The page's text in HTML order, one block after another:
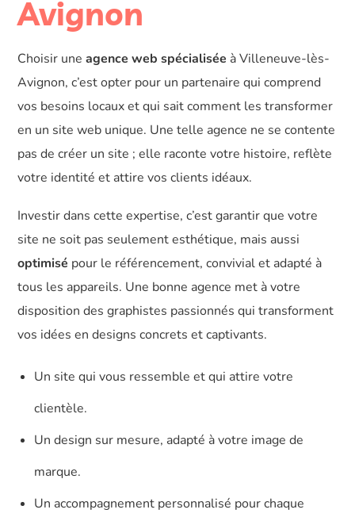
Avignon
Choisir uneagence web spécialisée à Villeneuve-lès-
Avignon, c’est opter pour un partenaire qui comprend
vos besoins locaux et qui sait comment les transformer
en un site web unique. Une telle agence ne se contente
pas de créer un site ; elle raconte votre histoire, reflète
votre identité et attire vos clients idéaux.
Investir dans cette expertise, c’est garantir que votre
site ne soit pas seulement esthétique, mais aussi
optimisé pour le référencement, convivial et adapté à
tous les appareils. Une bonne agence met à votre
disposition des graphistes passionnés qui transforment
vos idées en designs concrets et captivants.
Un site qui vous ressemble et qui attire votre
clientèle.
Un design sur mesure, adapté à votre image de
marque.
Un accompagnement personnalisé pour chaque